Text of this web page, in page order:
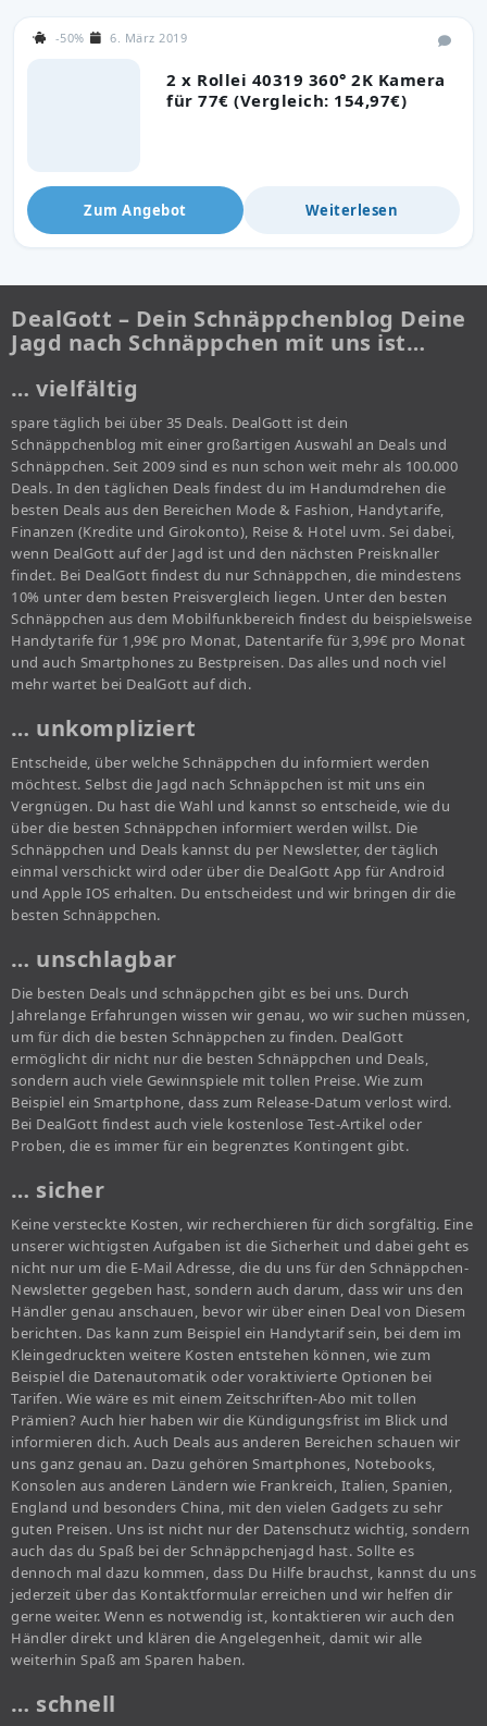
2 x Rollei 40319 360° 2K Kamera
für 77€ (Vergleich: 154,97€)
-50% 6. März 2019
Zum Angebot Weiterlesen
DealGott – Dein Schnäppchenblog Deine
Jagd nach Schnäppchen mit uns ist…
… vielfältig
spare täglich bei über 35 Deals. DealGott ist dein
Schnäppchenblog mit einer großartigen Auswahl an Deals und
Schnäppchen. Seit 2009 sind es nun schon weit mehr als 100.000
Deals. In den täglichen Deals findest du im Handumdrehen die
besten Deals aus den Bereichen Mode & Fashion, Handytarife,
Finanzen (Kredite und Girokonto), Reise & Hotel uvm. Sei dabei,
wenn DealGott auf der Jagd ist und den nächsten Preisknaller
findet. Bei DealGott findest du nur Schnäppchen, die mindestens
10% unter dem besten Preisvergleich liegen. Unter den besten
Schnäppchen aus dem Mobilfunkbereich findest du beispielsweise
Handytarife für 1,99€ pro Monat, Datentarife für 3,99€ pro Monat
und auch Smartphones zu Bestpreisen. Das alles und noch viel
mehr wartet bei DealGott auf dich.
… unkompliziert
Entscheide, über welche Schnäppchen du informiert werden
möchtest. Selbst die Jagd nach Schnäppchen ist mit uns ein
Vergnügen. Du hast die Wahl und kannst so entscheide, wie du
über die besten Schnäppchen informiert werden willst. Die
Schnäppchen und Deals kannst du per Newsletter, der täglich
einmal verschickt wird oder über die DealGott App für Android
und Apple IOS erhalten. Du entscheidest und wir bringen dir die
besten Schnäppchen.
… unschlagbar
Die besten Deals und schnäppchen gibt es bei uns. Durch
Jahrelange Erfahrungen wissen wir genau, wo wir suchen müssen,
um für dich die besten Schnäppchen zu finden. DealGott
ermöglicht dir nicht nur die besten Schnäppchen und Deals,
sondern auch viele Gewinnspiele mit tollen Preise. Wie zum
Beispiel ein Smartphone, dass zum Release-Datum verlost wird.
Bei DealGott findest auch viele kostenlose Test-Artikel oder
Proben, die es immer für ein begrenztes Kontingent gibt.
… sicher
Keine versteckte Kosten, wir recherchieren für dich sorgfältig. Eine
unserer wichtigsten Aufgaben ist die Sicherheit und dabei geht es
nicht nur um die E-Mail Adresse, die du uns für den Schnäppchen-
Newsletter gegeben hast, sondern auch darum, dass wir uns den
Händler genau anschauen, bevor wir über einen Deal von Diesem
berichten. Das kann zum Beispiel ein Handytarif sein, bei dem im
Kleingedruckten weitere Kosten entstehen können, wie zum
Beispiel die Datenautomatik oder voraktivierte Optionen bei
Tarifen. Wie wäre es mit einem Zeitschriften-Abo mit tollen
Prämien? Auch hier haben wir die Kündigungsfrist im Blick und
informieren dich. Auch Deals aus anderen Bereichen schauen wir
uns ganz genau an. Dazu gehören Smartphones, Notebooks,
Konsolen aus anderen Ländern wie Frankreich, Italien, Spanien,
England und besonders China, mit den vielen Gadgets zu sehr
guten Preisen. Uns ist nicht nur der Datenschutz wichtig, sondern
auch das du Spaß bei der Schnäppchenjagd hast. Sollte es
dennoch mal dazu kommen, dass Du Hilfe brauchst, kannst du uns
jederzeit über das Kontaktformular erreichen und wir helfen dir
gerne weiter. Wenn es notwendig ist, kontaktieren wir auch den
Händler direkt und klären die Angelegenheit, damit wir alle
weiterhin Spaß am Sparen haben.
… schnell